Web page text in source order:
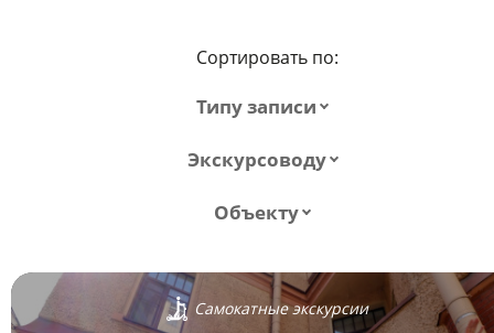
Сортировать по:
Типу записи
Экскурсоводу
Объекту
Самокатные экскурсии